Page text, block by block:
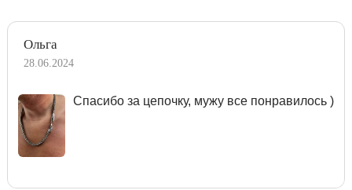
Ольга
28.06.2024
Спасибо за цепочку, мужу все понравилось )